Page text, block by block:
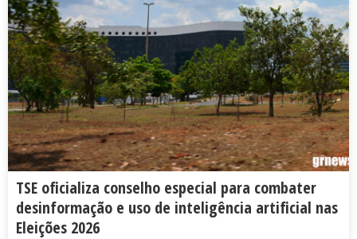
TSE oficializa conselho especial para combater
desinformação e uso de inteligência artificial nas
Eleições 2026